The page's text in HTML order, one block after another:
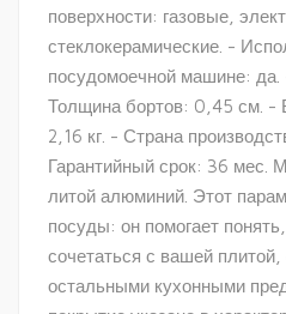
поверхности: газовые,
стеклокерамические. -
посудомоечной машине:
Толщина бортов: 0,45 см. -
2,16 кг. - Страна
Гарантийный срок: 36 мес.
литой алюминий. Этот
посуды: он помогает
сочетаться с вашей плитой,
остальными кухонными